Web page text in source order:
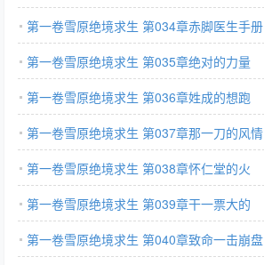
第一卷雪原绝境求生 第034章赤脚医生手册
第一卷雪原绝境求生 第035章绝对的力量
第一卷雪原绝境求生 第036章姓成的想跑
第一卷雪原绝境求生 第037章那一刀的风情
第一卷雪原绝境求生 第038章怀仁堂的火
第一卷雪原绝境求生 第039章干一票大的
第一卷雪原绝境求生 第040章致命一击崩盘